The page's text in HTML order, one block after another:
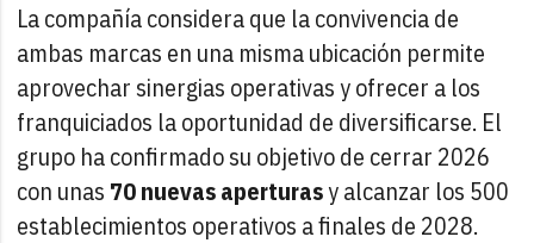
La compañía considera que la convivencia de
ambas marcas en una misma ubicación permite
aprovechar sinergias operativas y ofrecer a los
franquiciados la oportunidad de diversificarse. El
grupo ha confirmado su objetivo de cerrar 2026
con unas 70 nuevas aperturasy alcanzar los 500
establecimientos operativos a finales de 2028.